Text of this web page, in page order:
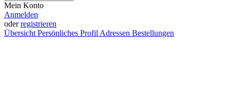
Mein Konto
Anmelden
oderregistrieren
Übersicht Persönliches Profil Adressen Bestellungen